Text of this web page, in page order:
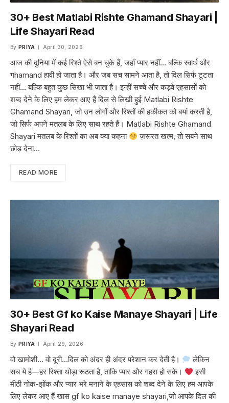
30+ Best Matlabi Rishte Ghamand Shayari |
Life Shayari Read
By PRIYA April 30, 2026
आज की दुनिया में कई रिश्ते ऐसे बन चुके हैं, जहाँ प्यार नहीं… बल्कि स्वार्थ और
गhamand हावी हो जाता है। और जब सच सामने आता है, तो दिल सिर्फ टूटता
नहीं… बल्कि बहुत कुछ सिखा भी जाता है। इन्हीं सच्चे और कड़वे एहसासों को
शब्द देने के लिए हम लेकर आए हैं दिल से लिखी हुई Matlabi Rishte
Ghamand Shayari, जो उन लोगों और रिश्तों की हकीकत को बयां करती है,
जो सिर्फ अपने मतलब के लिए साथ रहते हैं। Matlabi Rishte Ghamand
Shayari मतलब के रिश्तों का अब क्या कहना
ज़रूरत खत्म, तो सबने साथ
छोड़ देना…
READ MORE
30+ Best Gf ko Kaise Manaye Shayari | Life
Shayari Read
By PRIYA April 29, 2026
वो खामोशी… वो दूरी…दिल को अंदर ही अंदर परेशान कर देती है।
लेकिन
सच ये है—हर रिश्ता थोड़ा रूठता है, ताकि प्यार और गहरा हो सके।
इसी
मीठी नोक-झोंक और प्यार भरे मनाने के एहसास को शब्द देने के लिए हम आपके
लिए लेकर आए हैं खास gf ko kaise manaye shayari,जो आपके दिल की